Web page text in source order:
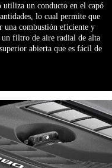
un conducto en el capó
lo cual permite que
combustión eficiente y
un filtro de aire radial de alta
abierta que es fácil de